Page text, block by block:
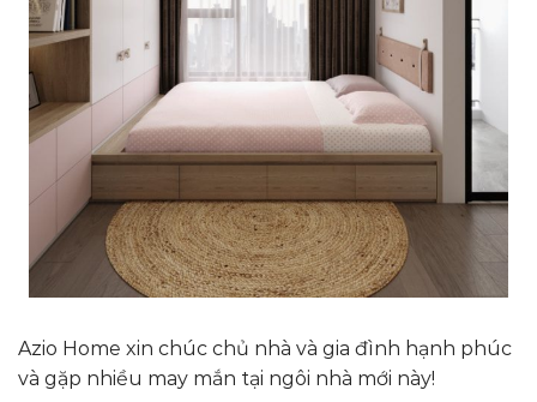
Azio Home xin chúc chủ nhà và gia đình hạnh phúc
và gặp nhiều may mắn tại ngôi nhà mới này!